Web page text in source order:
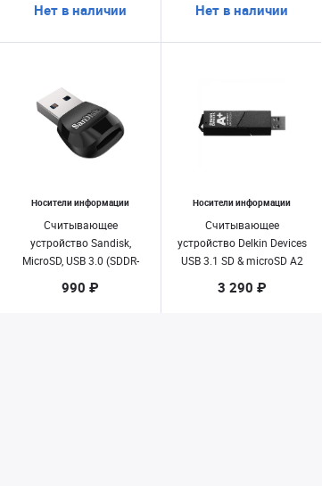
Нет в наличии Нет в наличии
Носители информации
Считывающее
устройство Sandisk,
MicroSD, USB 3.0 (SDDR-
990 ₽
Носители информации
Считывающее
устройство Delkin Devices
USB 3.1 SD & microSD A2
3 290 ₽